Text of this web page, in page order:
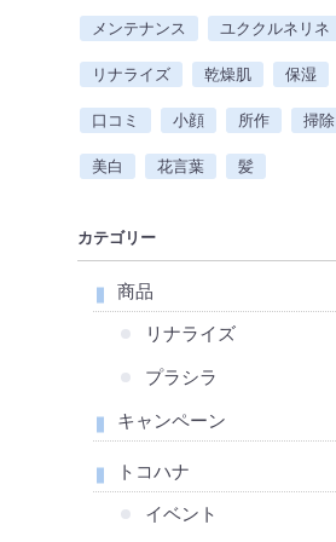
メンテナンス ユククルネリネ
リナライズ 乾燥肌 保湿
口コミ 小顔 所作 掃除
美白 花言葉 髪
カテゴリー
商品
リナライズ
プラシラ
キャンペーン
トコハナ
イベント